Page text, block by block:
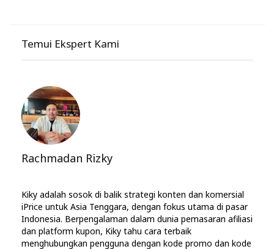
Temui Ekspert Kami
Rachmadan Rizky
Kiky adalah sosok di balik strategi konten dan komersial
iPrice untuk Asia Tenggara, dengan fokus utama di pasar
Indonesia. Berpengalaman dalam dunia pemasaran afiliasi
dan platform kupon, Kiky tahu cara terbaik
menghubungkan pengguna dengan kode promo dan kode